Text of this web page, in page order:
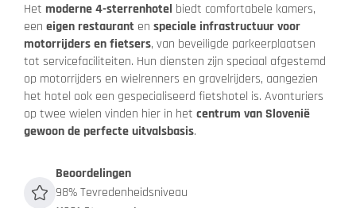
Het moderne 4-sterrenhotel biedt comfortabele kamers,
een eigen restaurant en speciale infrastructuur voor
motorrijders en fietsers, van beveiligde parkeerplaatsen
tot servicefaciliteiten. Hun diensten zijn speciaal afgestemd
op motorrijders en wielrenners en gravelrijders, aangezien
het hotel ook een gespecialiseerd fietshotel is. Avonturiers
op twee wielen vinden hier in het centrum van Slovenië
gewoon de perfecte uitvalsbasis.
Beoordelingen
98% Tevredenheidsniveau